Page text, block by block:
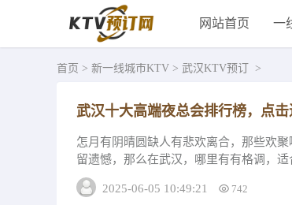
网站首页 一
首页 > 新一线城市KTV > 武汉KTV预订 >
武汉十大高端夜总会排行榜，点
怎月有阴晴圆缺人有悲欢离合，那些欢
留遗憾，那么在武汉，哪里有有格调，
尖夜总会就够了！武汉十大高端夜总会排
2025-06-05 10:49:21
742